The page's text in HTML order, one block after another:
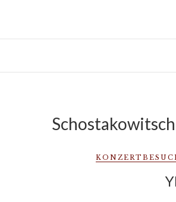
content
Schostakowitsch